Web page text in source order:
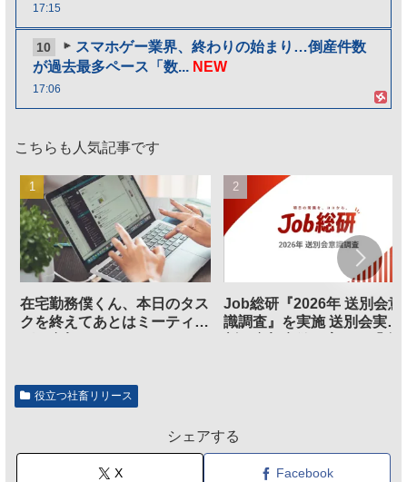
17:15
10
スマホゲー業界、終わりの始まり…倒産件数
が過去最多ペース「数... NEW
17:06
こちらも人気記事です
在宅勤務僕くん、本日のタス
クを終えてあとはミーティン
Job総研『2026年 送別会意
識調査』を実施 送別会実施
役立つ社畜リリース
シェアする
X Facebook